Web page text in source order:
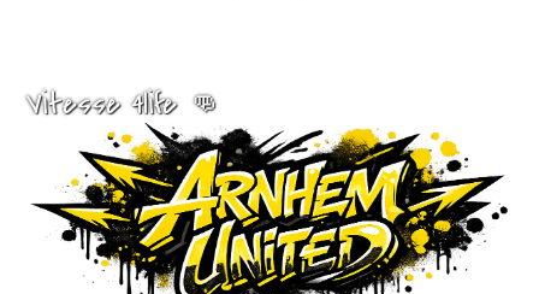
Vitesse 4life 👊